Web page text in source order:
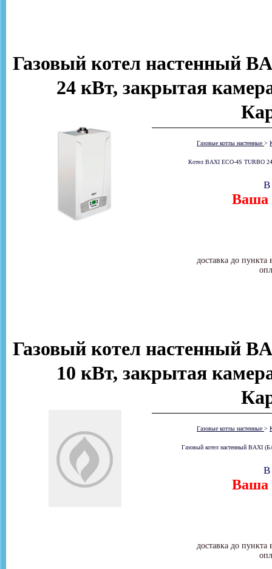
Газовый котел настенный
24 кВт, закрытая
Газовые котлы настенные >
Котел BAXI ECO-4S TURBO
Ваша
доставка до
В
Газовый котел настенный
10 кВт, закрытая
Газовые котлы настенные >
Газовый котел настенный BAXI
Ваша
доставка до
В